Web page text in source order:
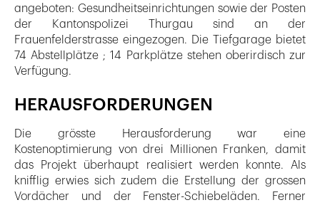
angeboten: Gesundheitseinrichtungen sowie der Posten
der Kantonspolizei Thurgau sind an der
Frauenfelderstrasse eingezogen. Die Tiefgarage bietet
74 Abstellplätze ; 14 Parkplätze stehen oberirdisch zur
Verfügung.
HERAUSFORDERUNGEN
Die grösste Herausforderung war eine
Kostenoptimierung von drei Millionen Franken, damit
das Projekt überhaupt realisiert werden konnte. Als
knifflig erwies sich zudem die Erstellung der grossen
Vordächer und der Fenster-Schiebeläden. Ferner